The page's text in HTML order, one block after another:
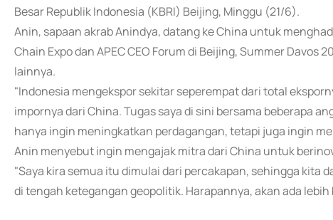
Besar Republik Indonesia (KBRI) Beijing, Minggu (21/6).
Anin, sapaan akrab Anindya, datang ke China untuk
Chain Expo dan APEC CEO Forum di Beijing, Summer
lainnya.
"Indonesia mengekspor sekitar seperempat dari total
impornya dari China. Tugas saya di sini bersama beberapa
hanya ingin meningkatkan perdagangan, tetapi juga ingin
Anin menyebut ingin mengajak mitra dari China untuk
"Saya kira semua itu dimulai dari percakapan, sehingga kita
di tengah ketegangan geopolitik. Harapannya, akan ada